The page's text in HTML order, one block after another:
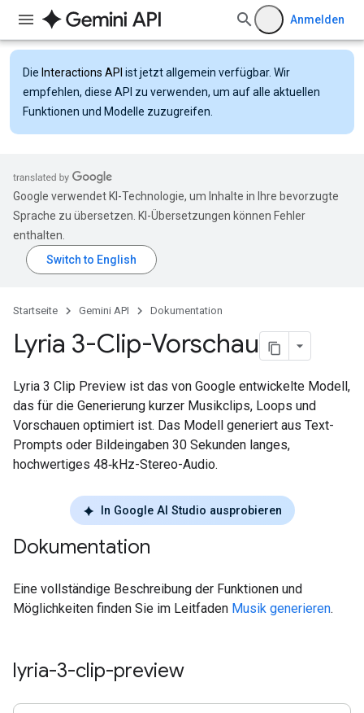
Anmelden
Die Interactions API ist jetzt allgemein verfügbar. Wir
empfehlen, diese API zu verwenden, um auf alle aktuellen
Funktionen und Modelle zuzugreifen.
Google verwendet KI-Technologie, um Inhalte in Ihre bevorzugte
Sprache zu übersetzen. KI-Übersetzungen können Fehler
enthalten.
Startseite Gemini API Dokumentation
Lyria 3-Clip-Vorschau
Lyria 3 Clip Preview ist das von Google entwickelte Modell,
das für die Generierung kurzer Musikclips, Loops und
Vorschauen optimiert ist. Das Modell generiert aus Text-
Prompts oder Bildeingaben 30 Sekunden langes,
hochwertiges 48‑kHz-Stereo-Audio.
In Google AI Studio ausprobieren
Dokumentation
Eine vollständige Beschreibung der Funktionen und
Möglichkeiten finden Sie im Leitfaden Musik generieren.
lyria-3-clip-preview